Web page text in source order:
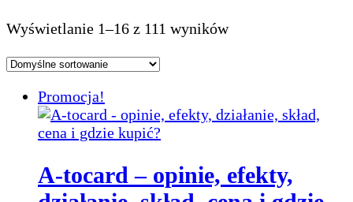
Wyświetlanie 1–16 z 111 wyników
Promocja!
A-tocard – opinie, efekty,